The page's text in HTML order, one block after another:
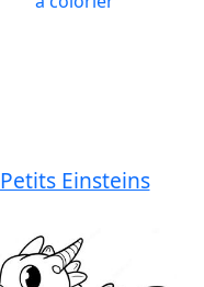
Petits Einsteins